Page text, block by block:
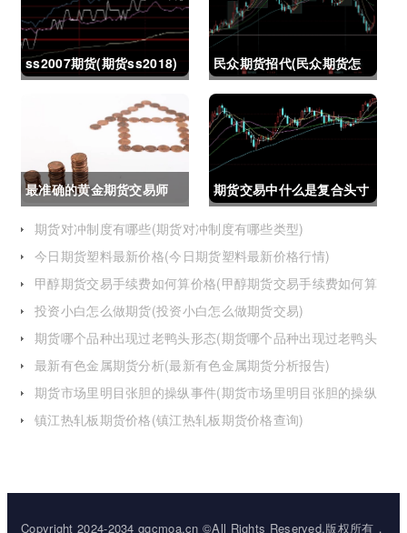
ss2007期货(期货ss2018)
民众期货招代(民众期货怎
么了)
最准确的黄金期货交易师
(最准确的黄金期货交易师
是谁)
期货交易中什么是复合头寸
(期货交易中什么是复合头
寸交易)
期货对冲制度有哪些(期货对冲制度有哪些类型)
今日期货塑料最新价格(今日期货塑料最新价格行情)
甲醇期货交易手续费如何算价格(甲醇期货交易手续费如何算
投资小白怎么做期货(投资小白怎么做期货交易)
期货哪个品种出现过老鸭头形态(期货哪个品种出现过老鸭头
最新有色金属期货分析(最新有色金属期货分析报告)
期货市场里明目张胆的操纵事件(期货市场里明目张胆的操纵
镇江热轧板期货价格(镇江热轧板期货价格查询)
Copyright 2024-2034 ggcmoa.cn ©All Rights Reserved.版权所有，